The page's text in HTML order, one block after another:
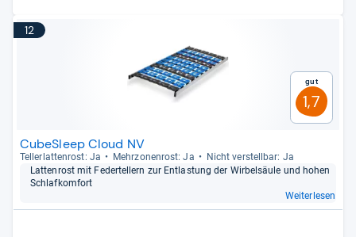
12
Gut
1,7
CubeSleep Cloud NV
Tel­ler­lat­ten­rost: Ja Mehr­zo­nen­rost: Ja
Nicht ver­stell­bar: Ja
Lat­ten­rost mit Feder­tel­lern zur Ent­las­tung der Wir­bel­säule und hohen
Schlaf­kom­fort
Weiterlesen